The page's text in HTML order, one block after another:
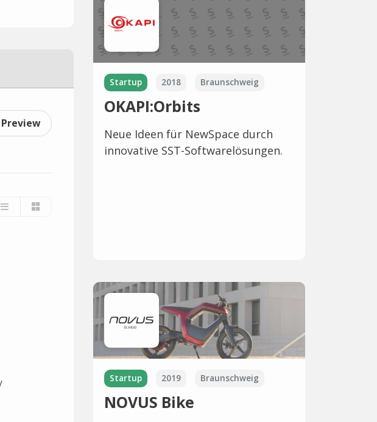
Preview
Startup 2018 Braunschweig
OKAPI:Orbits
Neue Ideen für NewSpace durch
innovative SST-Softwarelösungen.
Startup 2019 Braunschweig
NOVUS Bike